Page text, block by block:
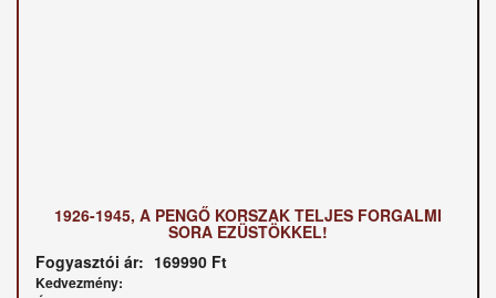
1926-1945, A PENGŐ KORSZAK TELJES FORGALMI
SORA EZÜSTÖKKEL!
Fogyasztói ár: 169990 Ft
Kedvezmény: